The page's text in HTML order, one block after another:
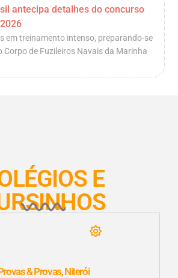
antecipa detalhes do concurso
em treinamento intenso, preparando-se
Corpo de Fuzileiros Navais da Marinha
E
& Provas, Niterói